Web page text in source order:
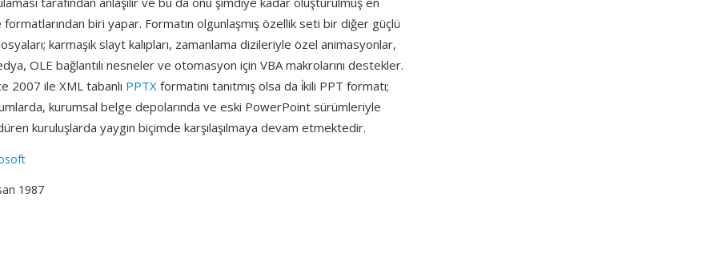
formatlarından biri yapar. Formatın olgunlaşmış özellik seti bir diğer güçlü
karmaşık slayt kalıpları, zamanlama dizileriyle özel animasyonlar,
OLE bağlantılı nesneler ve otomasyon için VBA makrolarını destekler.
2007 ile XML tabanlı PPTX formatını tanıtmış olsa da i̇kili PPT formatı;
kurumsal belge depolarında ve eski PowerPoint sürümleriyle
kuruluşlarda yaygın biçimde karşılaşılmaya devam etmektedir.
1987